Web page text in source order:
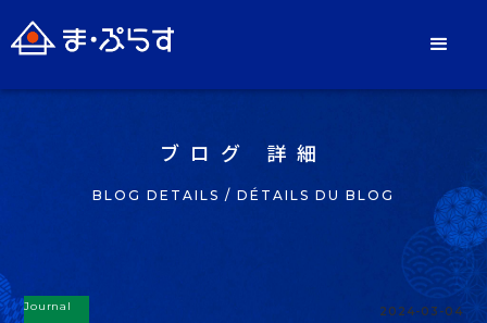
ブログ 詳細
BLOG DETAILS / DÉTAILS DU BLOG
Journal 2024-03-04